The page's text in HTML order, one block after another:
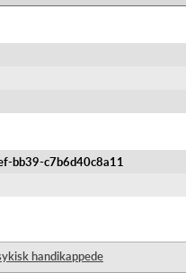
bb39-c7b6d40c8a11
handikappede